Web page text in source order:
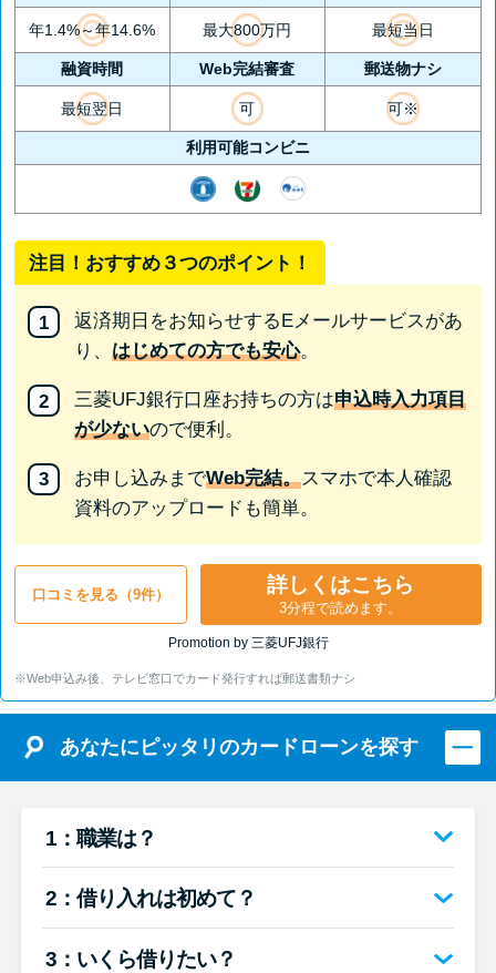
年1.4%～年14.6% 最大800万円 最短当日
融資時間 Web完結審査 郵送物ナシ
最短翌日 可 可※
利用可能コンビニ
注目！おすすめ３つのポイント！
返済期日をお知らせするEメールサービスがあ
り、 はじめての方でも安心。
三菱UFJ銀行口座お持ちの方は申込時入力項目
が少ないので便利。
お申し込みまでWeb完結。スマホで本人確認
資料のアップロードも簡単。
口コミを見る（9件） 詳しくはこちら
3分程で読めます。
Promotion by 三菱UFJ銀行
※Web申込み後、テレビ窓口でカード発行すれば郵送書類ナシ
あなたにピッタリのカードローンを探す
1：職業は？
2：借り入れは初めて？
3：いくら借りたい？